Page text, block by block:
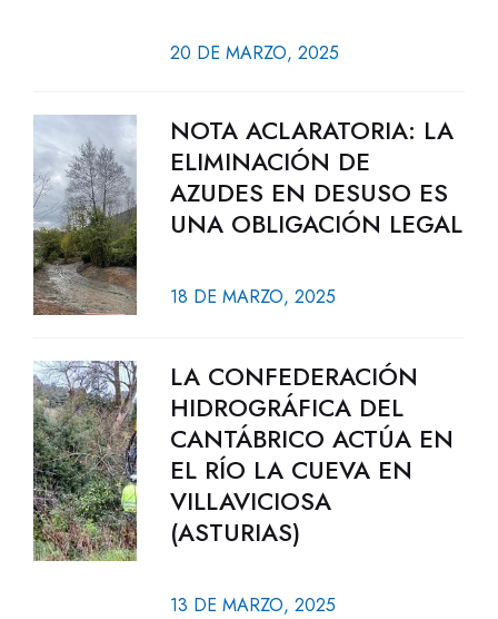
20 DE MARZO, 2025
NOTA ACLARATORIA: LA
ELIMINACIÓN DE
AZUDES EN DESUSO ES
UNA OBLIGACIÓN LEGAL
18 DE MARZO, 2025
LA CONFEDERACIÓN
HIDROGRÁFICA DEL
CANTÁBRICO ACTÚA EN
EL RÍO LA CUEVA EN
VILLAVICIOSA
(ASTURIAS)
13 DE MARZO, 2025